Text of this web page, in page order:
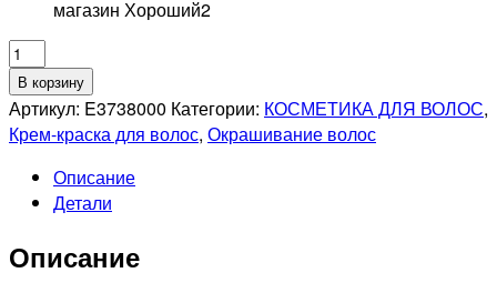
магазин Хороший2
Количество
товара
L'OREAL
PROFESSIONNEL
DIA
LIGHT
КРАСКА
В корзину
Артикул: E3738000 Категории: КОСМЕТИКА ДЛЯ ВОЛОС,
Крем-краска для волос, Окрашивание волос
Описание
Детали
Описание